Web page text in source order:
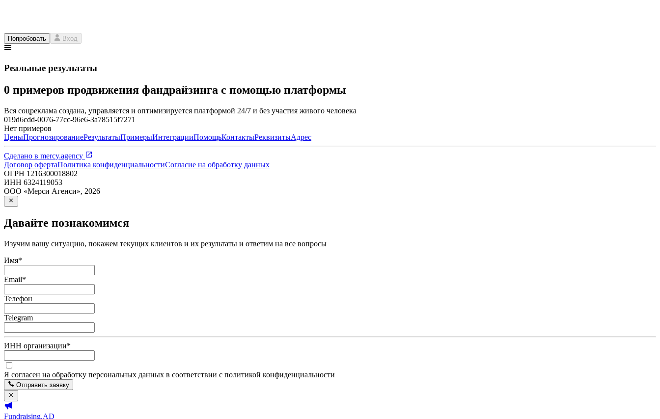
Попробовать Вход
Реальные результаты
0 примеров продвижения фандрайзинга с помощью платформы
Вся соцреклама создана, управляется и оптимизируется платформой 24/7 и без участия живого человека
019d6cdd-0076-77cc-96e6-3a78515f7271
Нет примеров
ЦеныПрогнозированиеРезультатыПримерыИнтеграцииПомощьКонтактыРеквизитыАдрес
Сделано в mercy.agency
Договор офертаПолитика конфиденциальностиСогласие на обработку данных
ОГРН 1216300018802
ИНН 6324119053
ООО «Мерси Агенси», 2026
Давайте познакомимся
Изучим вашу ситуацию, покажем текущих клиентов и их результаты и ответим на все вопросы
Имя*
Email*
Телефон
Telegram
ИНН организации*
Я согласен на обработку персональных данных в соответствии с политикой конфиденциальности
Отправить заявку
Fundraising.AD